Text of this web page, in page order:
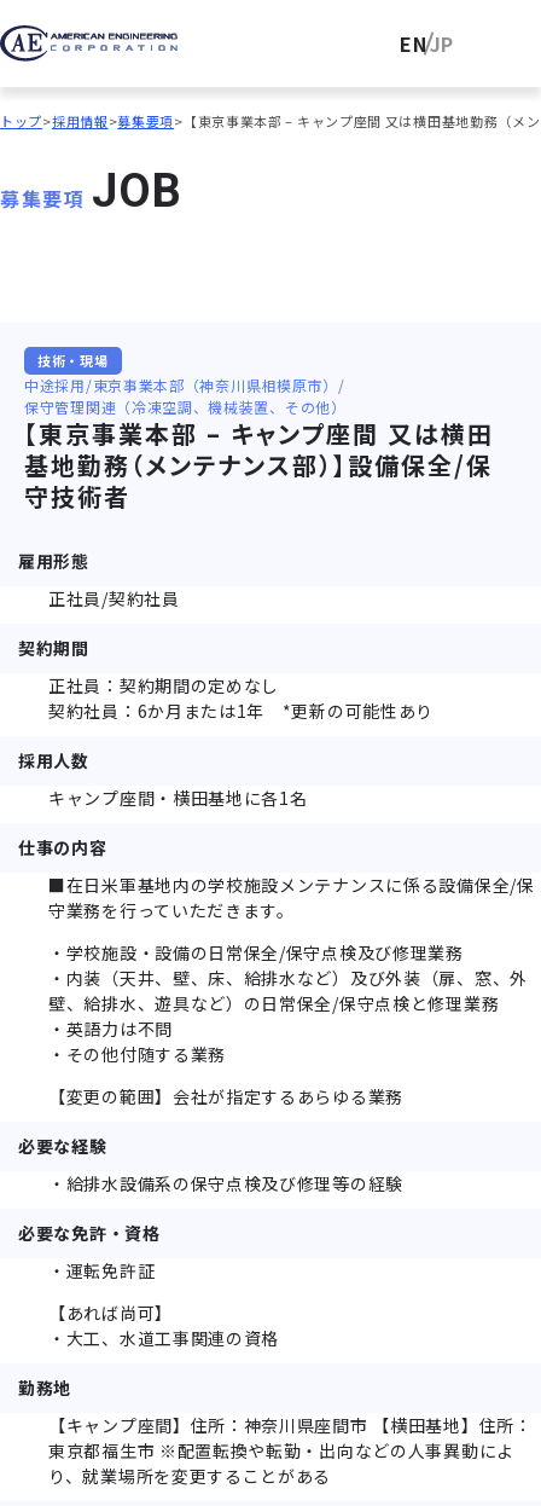
ENJP
トップ 採用情報 募集要項 【東京事業本部 – キャンプ座間 又は横田基地勤務（メ
募集要項 JOB
技術・現場
中途採用 東京事業本部（神奈川県相模原市）
保守管理関連（冷凍空調、機械装置、その他）
【東京事業本部 – キャンプ座間 又は横田
基地勤務（メンテナンス部）】設備保全/保
守技術者
雇用形態
正社員/契約社員
契約期間
正社員：契約期間の定めなし
契約社員：6か月または1年 *更新の可能性あり
採用人数
キャンプ座間・横田基地に各1名
仕事の内容
■在日米軍基地内の学校施設メンテナンスに係る設備保全/保
守業務を行っていただきます。
・学校施設・設備の日常保全/保守点検及び修理業務
・内装（天井、壁、床、給排水など）及び外装（扉、窓、外
壁、給排水、遊具など）の日常保全/保守点検と修理業務
・英語力は不問
・その他付随する業務
【変更の範囲】会社が指定するあらゆる業務
必要な経験
・給排水設備系の保守点検及び修理等の経験
必要な免許・資格
・運転免許証
【あれば尚可】
・大工、水道工事関連の資格
勤務地
【キャンプ座間】住所：神奈川県座間市 【横田基地】住所：
東京都福⽣市 ※配置転換や転勤・出向などの人事異動によ
り、就業場所を変更することがある